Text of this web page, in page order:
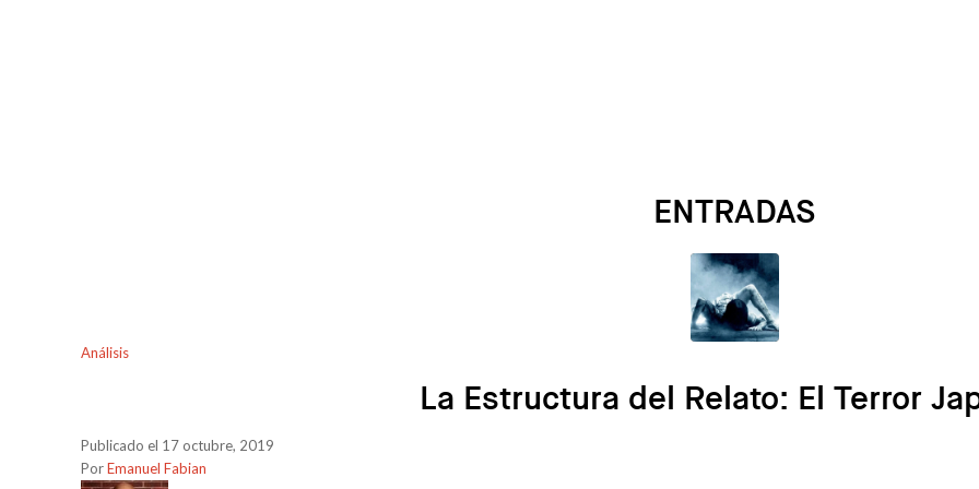
ENTRADAS
Análisis
La Estructura del Relato: El Terror
Publicado el 17 octubre, 2019
PorEmanuel Fabian